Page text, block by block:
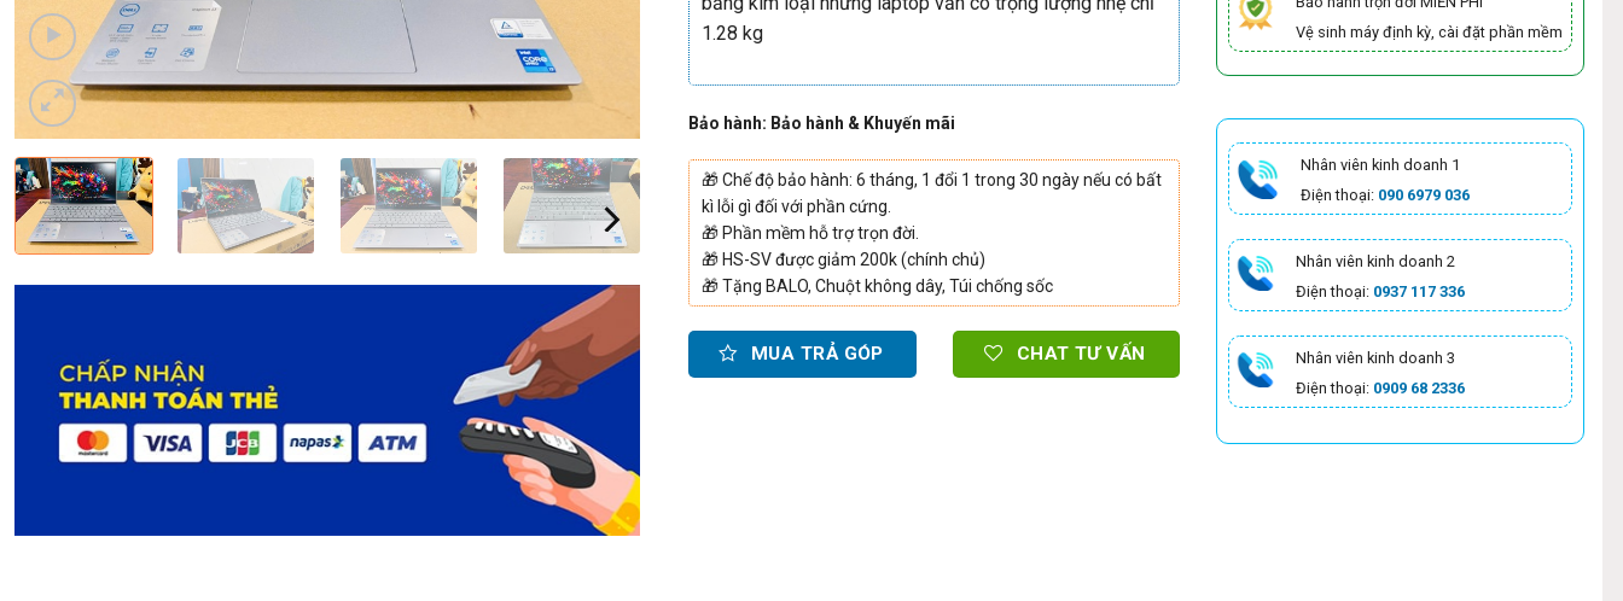
1.28 kg
Bảo hành: Bảo hành & Khuyến mãi
🎁Chế độ bảo hành: 6 tháng, 1 đổi 1 trong 30 ngày nếu có bất
kì lỗi gì đối với phần cứng.
🎁Phần mềm hỗ trợ trọn đời.
🎁HS-SV được giảm 200k (chính chủ)
🎁Tặng BALO, Chuột không dây, Túi chống sốc
MUA TRẢ GÓP CHAT TƯ VẤN
Vệ sinh máy định kỳ, cài đặt phần mềm
Nhân viên kinh doanh 1
Điện thoại: 090 6979 036
Nhân viên kinh doanh 2
Điện thoại: 0937 117 336
Nhân viên kinh doanh 3
Điện thoại: 0909 68 2336